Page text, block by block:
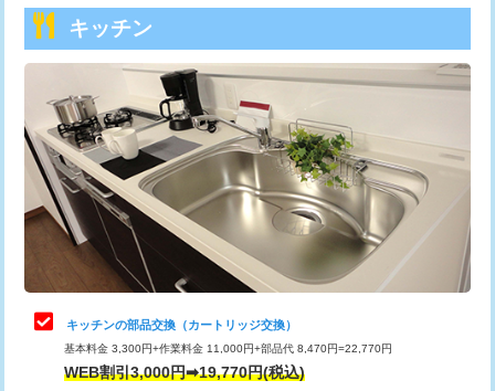
給水管工事※（ホール加工)
給水管工事※（バンド止め) 3,300円
給水管工事※（支持金具設置) 5,500円
給水管工事※（保温材使用（バンド止
め込み）)
5,500円
給水管工事※（土の掘削・埋め戻し作
11,000円
給水管工事※（塩ビ管（VP・HI）使
用/3ｍまで)
給水管工事※（塩ビ管（VP・HI）使
トーラー機使用/3mまで
追加トーラー機使用/3m超え +3,300円
カメラ調査 33,000円
桝清掃 8,800円
止水・漏水調査・防水処理・清掃・修
理・調整・分解・加工など（軽作業）
11,000円
止水・漏水調査・防水処理・清掃・修
理・調整・分解・加工など（中作業）
22,000円
止水・漏水調査・防水処理・清掃・修
理・調整・分解・加工など（重作業）
33,000円
キッチン
キッチンの部品交換（カートリッジ交換）
基本料金 3,300円+作業料金 11,000円+部品代 8,470円=22,770円
WEB割引3,000円➡19,770円(税込)